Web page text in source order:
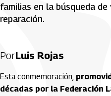
familias en la búsqueda
reparación.
PorLuis Rojas
Esta conmemoración,
décadas por la Federación